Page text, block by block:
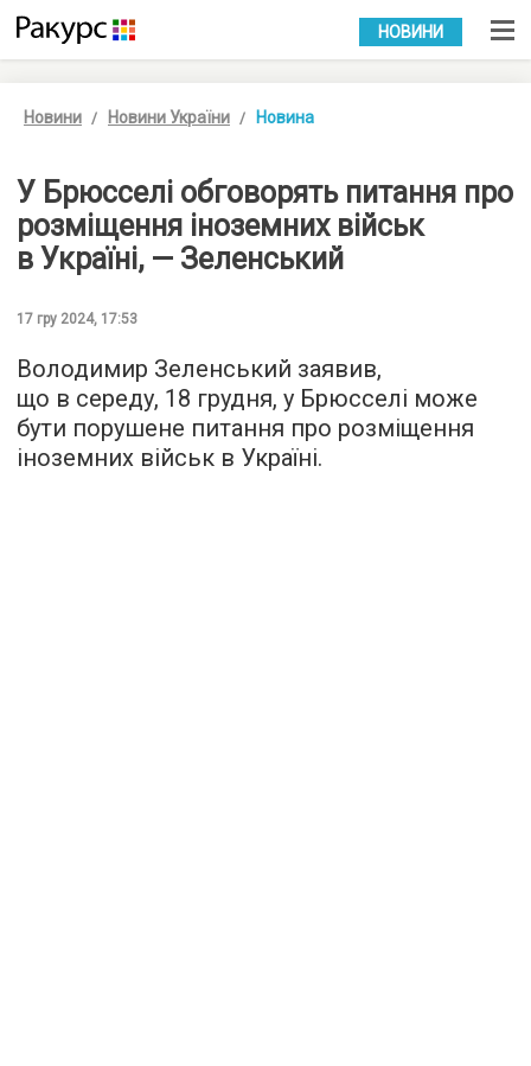
УКР РУС
НОВИНИ
Новини Новини України Новина
У Брюсселі обговорять питання про
розміщення іноземних військ
в Україні, — Зеленський
17 гру 2024, 17:53
Володимир Зеленський заявив,
що в середу, 18 грудня, у Брюсселі може
бути порушене питання про розміщення
іноземних військ в Україні.